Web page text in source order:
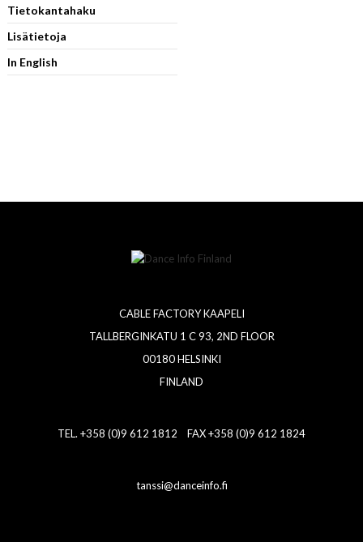
Tietokantahaku
Lisätietoja
In English
CABLE FACTORY KAAPELI
TALLBERGINKATU 1 C 93, 2ND FLOOR
00180 HELSINKI
FINLAND
TEL. +358 (0)9 612 1812 FAX +358 (0)9 612 1824
tanssi@danceinfo.fi